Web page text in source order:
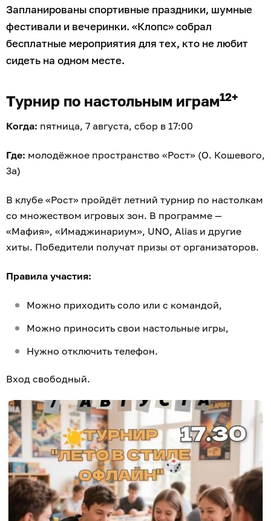
Запланированы спортивные праздники, шумные
фестивали и вечеринки. «Клопс» собрал
бесплатные мероприятия для тех, кто не любит
сидеть на одном месте.
Турнир по настольным играм12+
Когда: пятница, 7 августа, сбор в 17:00
Где: молодёжное пространство «Рост» (О. Кошевого,
3а)
В клубе «Рост» пройдёт летний турнир по настолкам
со множеством игровых зон. В программе —
«Мафия», «Имаджинариум», UNO, Alias и другие
хиты. Победители получат призы от организаторов.
Правила участия:
Можно приходить соло или с командой,
Можно приносить свои настольные игры,
Нужно отключить телефон.
Вход свободный.